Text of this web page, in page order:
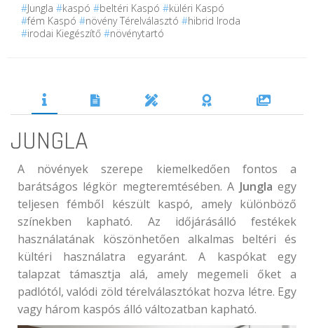
#Jungla #kaspó #beltéri Kaspó #küléri Kaspó
#fém Kaspó #növény Térelválasztó #hibrid Iroda
#irodai Kiegészítő #növénytartó
JUNGLA
A növények szerepe kiemelkedően fontos a
barátságos légkör megteremtésében. A Jungla egy
teljesen fémből készült kaspó, amely különböző
színekben kapható. Az időjárásálló festékek
használatának köszönhetően alkalmas beltéri és
kültéri használatra egyaránt. A kaspókat egy
talapzat támasztja alá, amely megemeli őket a
padlótól, valódi zöld térelválasztókat hozva létre. Egy
vagy három kaspós álló változatban kapható.